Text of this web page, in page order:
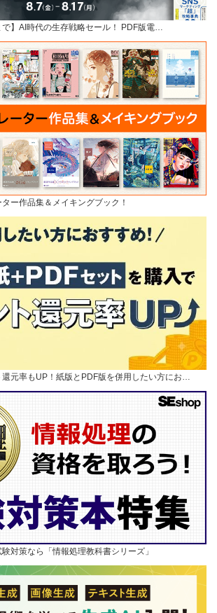
で】AI時代の生存戦略セール！ PDF版電…
ー作品集＆メイキングブック！
還元率もUP！紙版とPDF版を併用したい方にお…
対策なら「情報処理教科書シリーズ」